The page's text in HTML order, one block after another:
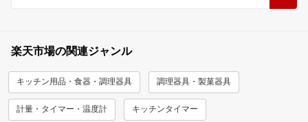
楽天市場の関連ジャンル
キッチン用品・食器・調理器具 調理器具・製菓器具
計量・タイマー・温度計 キッチンタイマー